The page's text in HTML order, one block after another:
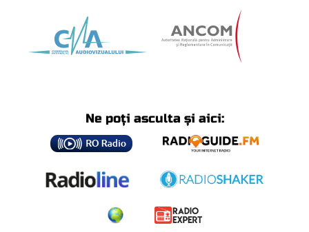
Ne poți asculta și aici: